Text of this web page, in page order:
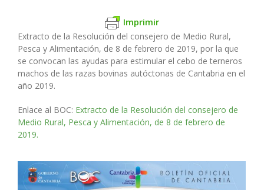
Imprimir
Extracto de la Resolución del consejero de Medio Rural,
Pesca y Alimentación, de 8 de febrero de 2019, por la que
se convocan las ayudas para estimular el cebo de terneros
machos de las razas bovinas autóctonas de Cantabria en el
año 2019.
Enlace al BOC: Extracto de la Resolución del consejero de
Medio Rural, Pesca y Alimentación, de 8 de febrero de
2019.